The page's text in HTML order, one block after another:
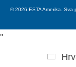
© 2026 ESTA Amerika. Sva
''